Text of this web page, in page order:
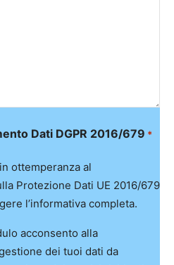
Dati DGPR 2016/679 *
ottemperanza al
Protezione Dati UE 2016/679
l’informativa completa.
acconsento alla
dei tuoi dati da